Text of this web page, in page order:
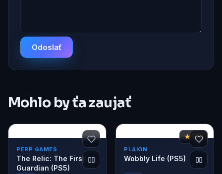
Odoslať
Mohlo by ťa zaujať
PERP GAMES
The Relic: The First
Guardian (PS5)
★ 7,6
PLAION
Wobbly Life (PS5)